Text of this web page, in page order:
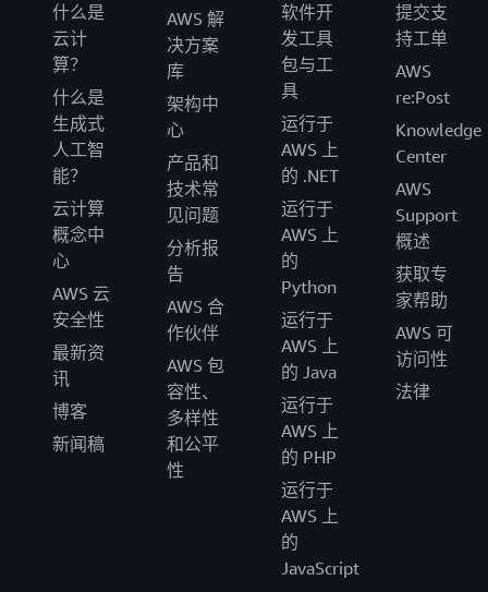
什么是
云计
算？
什么是
生成式
人工智
能？
云计算
概念中
心
AWS 云
安全性
最新资
讯
博客
新闻稿
AWS 解
决方案
库
架构中
心
产品和
技术常
见问题
分析报
告
AWS 合
作伙伴
AWS 包
容性、
多样性
和公平
性
软件开
发工具
包与工
具
运行于
AWS 上
的 .NET
运行于
AWS 上
的
Python
运行于
AWS 上
的 Java
运行于
AWS 上
的 PHP
运行于
AWS 上
的
JavaScript
提交支
持工单
AWS
re:Post
Knowledge
Center
AWS
Support
概述
获取专
家帮助
AWS 可
访问性
法律